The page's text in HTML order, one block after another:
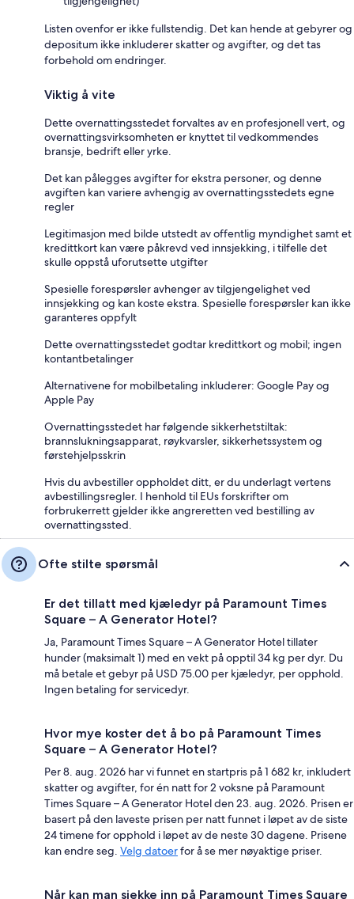
Listen ovenfor er ikke fullstendig. Det kan hende at gebyrer og
depositum ikke inkluderer skatter og avgifter, og det tas
forbehold om endringer.
Viktig å vite
Dette overnattingsstedet forvaltes av en profesjonell vert, og
overnattingsvirksomheten er knyttet til vedkommendes
bransje, bedrift eller yrke.
Det kan pålegges avgifter for ekstra personer, og denne
avgiften kan variere avhengig av overnattingsstedets egne
regler
Legitimasjon med bilde utstedt av offentlig myndighet samt et
kredittkort kan være påkrevd ved innsjekking, i tilfelle det
skulle oppstå uforutsette utgifter
Spesielle forespørsler avhenger av tilgjengelighet ved
innsjekking og kan koste ekstra. Spesielle forespørsler kan ikke
garanteres oppfylt
Dette overnattingsstedet godtar kredittkort og mobil; ingen
kontantbetalinger
Alternativene for mobilbetaling inkluderer: Google Pay og
Apple Pay
Overnattingsstedet har følgende sikkerhetstiltak:
brannslukningsapparat, røykvarsler, sikkerhetssystem og
førstehjelpsskrin
Hvis du avbestiller oppholdet ditt, er du underlagt vertens
avbestillingsregler. I henhold til EUs forskrifter om
forbrukerrett gjelder ikke angreretten ved bestilling av
overnattingssted.
Ofte stilte spørsmål
Er det tillatt med kjæledyr på Paramount Times
Square – A Generator Hotel?
Ja, Paramount Times Square – A Generator Hotel tillater
hunder (maksimalt 1) med en vekt på opptil 34 kg per dyr. Du
må betale et gebyr på USD 75.00 per kjæledyr, per opphold.
Ingen betaling for servicedyr.
Hvor mye koster det å bo på Paramount Times
Square – A Generator Hotel?
Per 8. aug. 2026 har vi funnet en startpris på 1 682 kr, inkludert
skatter og avgifter, for én natt for 2 voksne på Paramount
Times Square – A Generator Hotel den 23. aug. 2026. Prisen er
basert på den laveste prisen per natt funnet i løpet av de siste
24 timene for opphold i løpet av de neste 30 dagene. Prisene
kan endre seg. Velg datoerfor å se mer nøyaktige priser.
Når kan man sjekke inn på Paramount Times Square